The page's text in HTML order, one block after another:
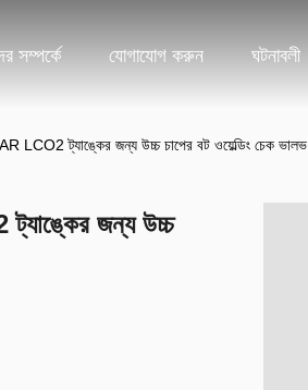
সম্পর্কে যোগাযোগ করুন ঘটনাবলী
ট্যাঙ্কের জন্য উচ্চ চাপের বট ওয়েল্ডিং চেক ভালভ
জন্য উচ্চ